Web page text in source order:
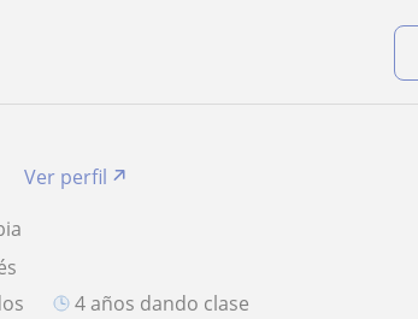
Ver perfil
4 años dando clase